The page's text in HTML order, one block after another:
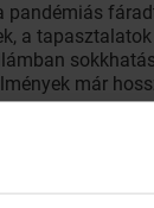
a
már
nőtt volna